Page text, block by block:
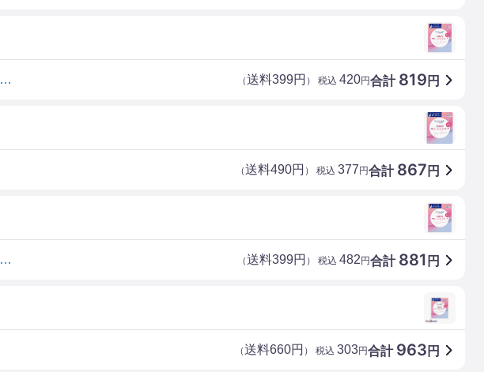
オカモト 弱酸性クリーンシャワープラス ビデ 4本入 ( 使い切りビデ ) 短めノズル・ジャバラネックのソフトボトル(4970520263482 ) 合計 819 円
（送料399円 ） 税込 420円
合計 867 円
（送料490円 ） 税込 377円
オカモト 弱酸性クリーンシャワープラス ビデ 4本入 ( 使い切りビデ ) 短めノズル・ジャバラネックのソフトボトル ( 4970520263482 ) 合計 881 円
（送料399円 ） 税込 482円
合計 963 円
（送料660円 ） 税込 303円